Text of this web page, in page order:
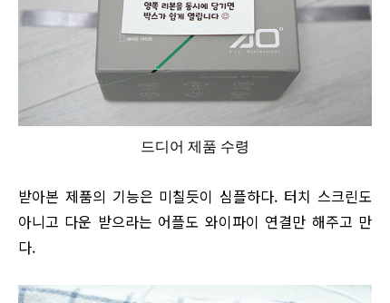
드디어 제품 수령
받아본 제품의 기능은 미칠듯이 심플하다. 터치 스크린도
아니고 다운 받으라는 어플도 와이파이 연결만 해주고 만
다.